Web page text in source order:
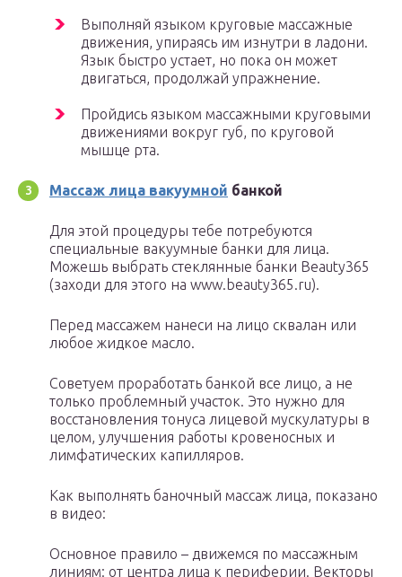
Выполняй языком круговые массажные
движения, упираясь им изнутри в ладони.
Язык быстро устает, но пока он может
двигаться, продолжай упражнение.
Пройдись языком массажными круговыми
движениями вокруг губ, по круговой
мышце рта.
Массаж лица вакуумной банкой
Для этой процедуры тебе потребуются
специальные вакуумные банки для лица.
Можешь выбрать стеклянные банки Beauty365
(заходи для этого на www.beauty365.ru).
Перед массажем нанеси на лицо сквалан или
любое жидкое масло.
Советуем проработать банкой все лицо, а не
только проблемный участок. Это нужно для
восстановления тонуса лицевой мускулатуры в
целом, улучшения работы кровеносных и
лимфатических капилляров.
Как выполнять баночный массаж лица, показано
в видео:
Основное правило – движемся по массажным
линиям: от центра лица к периферии. Векторы